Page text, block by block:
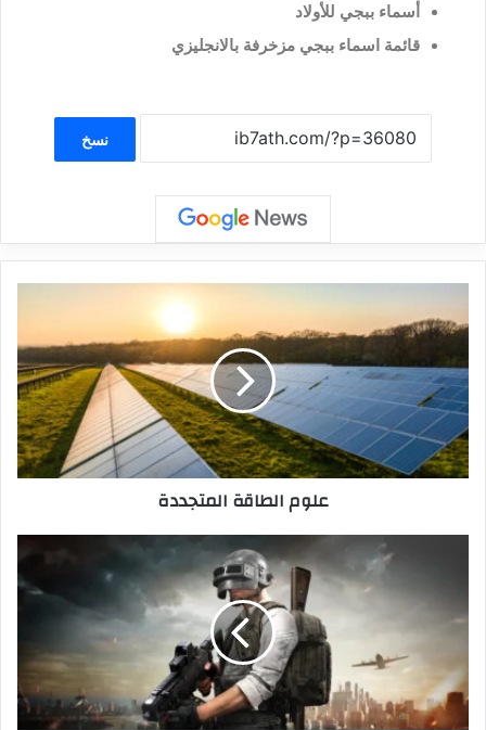
أسماء ببجي للأولاد
قائمة اسماء ببجي مزخرفة بالانجليزي
نسخ
علوم الطاقة المتجددة